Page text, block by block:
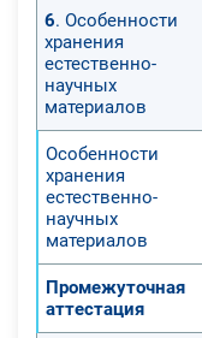
6. Особенности
хранения
естественно-
научных
материалов
Особенности
хранения
естественно-
научных
материалов
Промежуточная
аттестация